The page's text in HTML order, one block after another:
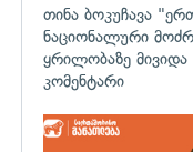
თინა ბოკუჩავა
ნაციონალური
ყრილობაზე
კომენტარი